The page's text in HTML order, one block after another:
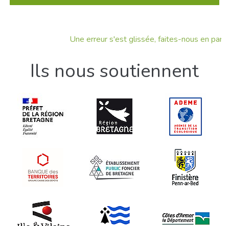
Une erreur s'est glissée, faites-nous en part !
Ils nous soutiennent